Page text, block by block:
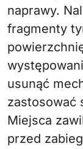
naprawy.
fragmenty
usunąć
zastosować
Miejsca
przed